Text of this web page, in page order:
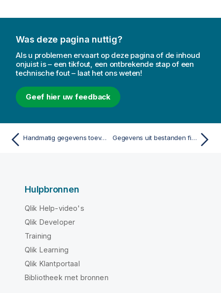
Was deze pagina nuttig?
Als u problemen ervaart op deze pagina of de inhoud
onjuist is – een tikfout, een ontbrekende stap of een
technische fout – laat het ons weten!
Geef hier uw feedback
Handmatig gegevens toevoegen Gegevens uit bestanden filteren
Hulpbronnen
Qlik Help-video's
Qlik Developer
Training
Qlik Learning
Qlik Klantportaal
Bibliotheek met bronnen